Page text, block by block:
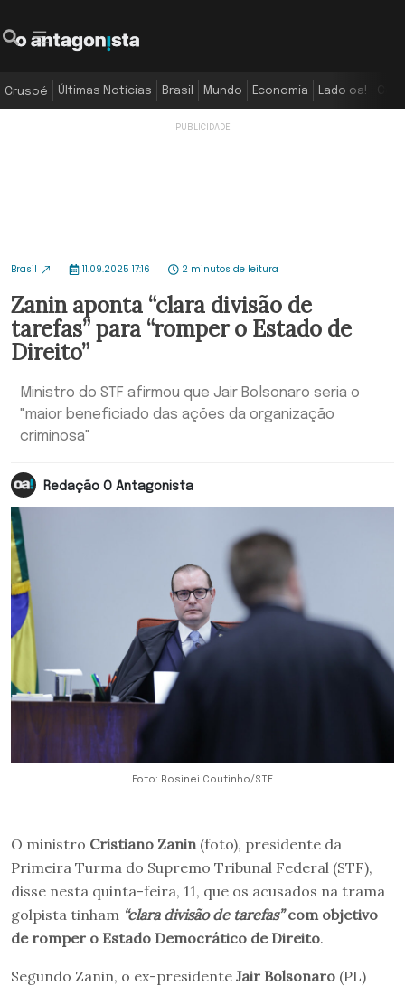
Crusoé Últimas Notícias Brasil Mundo Economia Lado oa!
Brasil 11.09.2025 17:16 2 minutos de leitura
Zanin aponta “clara divisão de
tarefas” para “romper o Estado de
Direito”
Ministro do STF afirmou que Jair Bolsonaro seria o
"maior beneficiado das ações da organização
criminosa"
Redação O Antagonista
Foto: Rosinei Coutinho/STF
O ministro Cristiano Zanin (foto), presidente da
Primeira Turma do Supremo Tribunal Federal (STF),
disse nesta quinta-feira, 11, que os acusados na trama
golpista tinham “clara divisão de tarefas”com objetivo
de romper o Estado Democrático de Direito.
Segundo Zanin, o ex-presidente Jair Bolsonaro (PL)